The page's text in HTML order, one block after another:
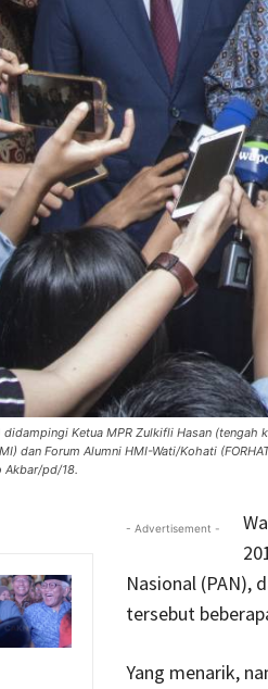
didampingi Ketua MPR Zulkifli Hasan
dan Forum Alumni HMI-Wati/Kohati
Akbar/pd/18.
- Advertisement -
Nasional (PAN),
tersebut
Yang menarik,